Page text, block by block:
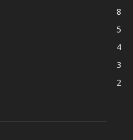
8
5
4
3
2